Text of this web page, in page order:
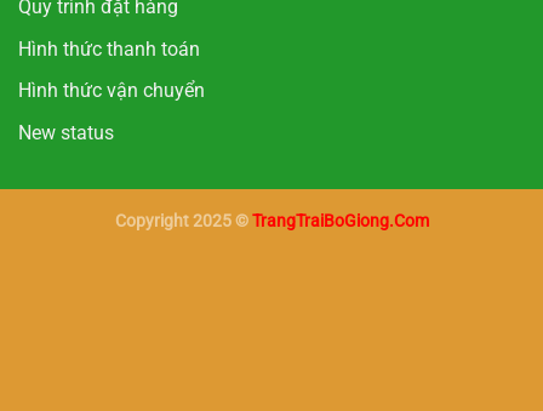
Quy trình đặt hàng
Hình thức thanh toán
Hình thức vận chuyển
New status
Copyright 2025 ©TrangTraiBoGiong.Com